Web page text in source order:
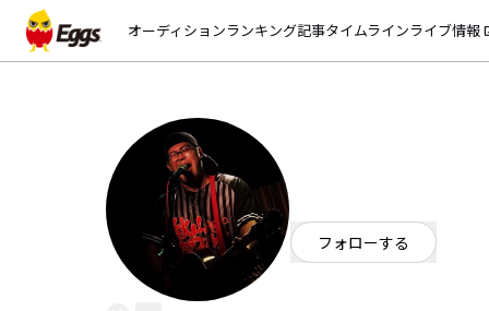
オーディションランキング記事タイムラインライブ情報
フォローする